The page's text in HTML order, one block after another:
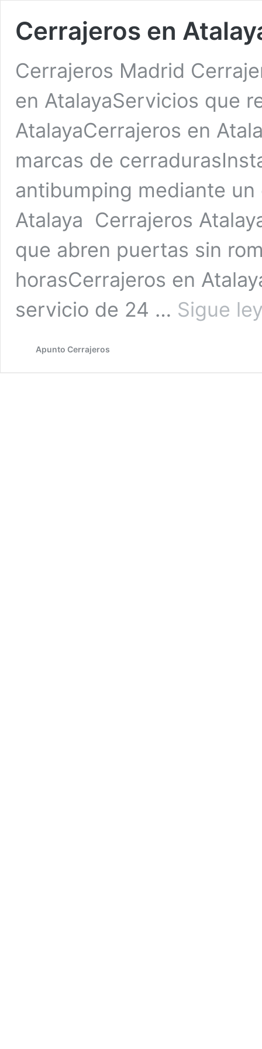
Cerrajeros en
Cerrajeros Madrid
en AtalayaServicios que
AtalayaCerrajeros en
marcas de
antibumping mediante
Atalaya Cerrajeros
que abren puertas sin
horasCerrajeros en
servicio de 24 … Sigue
Apunto Cerrajeros